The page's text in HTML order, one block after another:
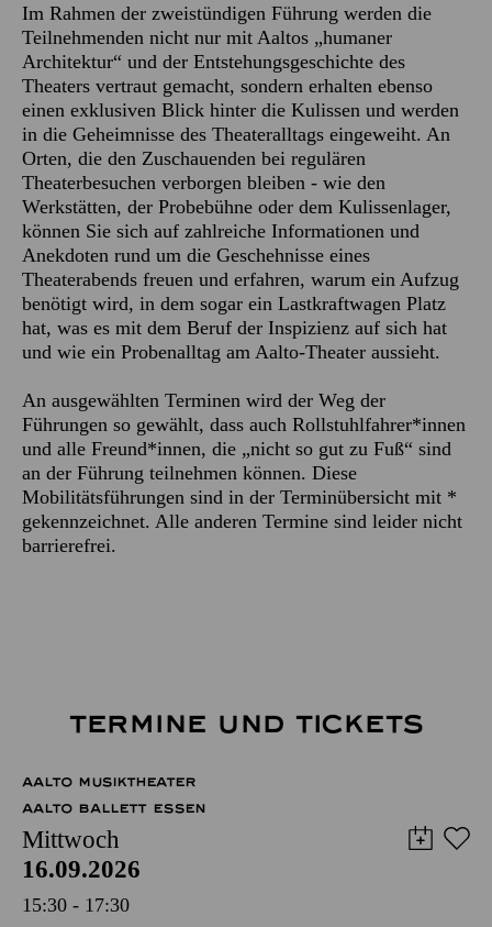
Im Rahmen der zweistündigen Führung werden die
Teilnehmenden nicht nur mit Aaltos „humaner
Architektur“ und der Entstehungsgeschichte des
Theaters vertraut gemacht, sondern erhalten ebenso
einen exklusiven Blick hinter die Kulissen und werden
in die Geheimnisse des Theateralltags eingeweiht. An
Orten, die den Zuschauenden bei regulären
Theaterbesuchen verborgen bleiben - wie den
Werkstätten, der Probebühne oder dem Kulissenlager,
können Sie sich auf zahlreiche Informationen und
Anekdoten rund um die Geschehnisse eines
Theaterabends freuen und erfahren, warum ein Aufzug
benötigt wird, in dem sogar ein Lastkraftwagen Platz
hat, was es mit dem Beruf der Inspizienz auf sich hat
und wie ein Probenalltag am Aalto-Theater aussieht.
An ausgewählten Terminen wird der Weg der
Führungen so gewählt, dass auch Rollstuhlfahrer*innen
und alle Freund*innen, die „nicht so gut zu Fuß“ sind
an der Führung teilnehmen können. Diese
Mobilitätsführungen sind in der Terminübersicht mit *
gekennzeichnet. Alle anderen Termine sind leider nicht
barrierefrei.
TERMINE UND TICKETS
AALTO MUSIKTHEATER
AALTO BALLETT ESSEN
Mittwoch
16.09.2026
15:30 - 17:30